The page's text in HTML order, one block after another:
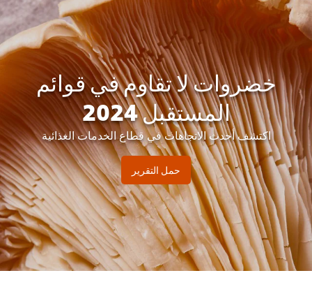
خضروات لا تقاوم في قوائم
المستقبل 2024
اكتشف أحدث الاتجاهات في قطاع الخدمات الغذائية
حمل التقرير